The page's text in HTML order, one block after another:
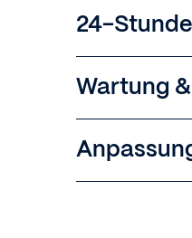
24-
Wartung